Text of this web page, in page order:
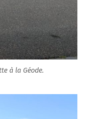
à la Géode.